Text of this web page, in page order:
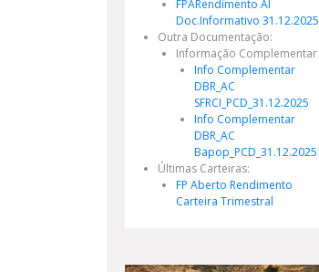
FPARendimento AI
Doc.Informativo 31.12.2025
Outra Documentação:
Informação Complementar
Info Complementar
DBR_AC
SFRCI_PCD_31.12.2025
Info Complementar
DBR_AC
Bapop_PCD_31.12.2025
Últimas Carteiras:
FP Aberto Rendimento
Carteira Trimestral